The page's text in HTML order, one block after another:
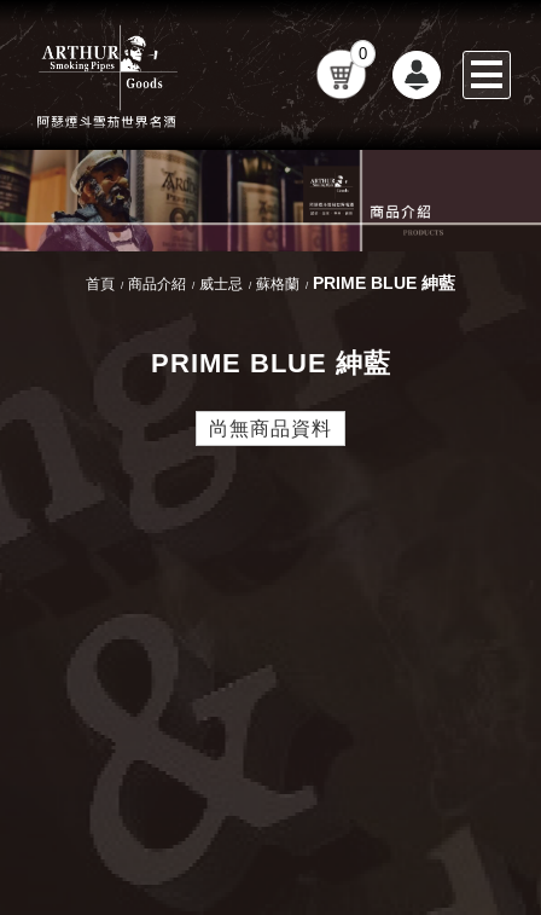
0
首頁 商品介紹 威士忌 蘇格蘭 PRIME BLUE 紳藍
PRIME BLUE 紳藍
尚無商品資料